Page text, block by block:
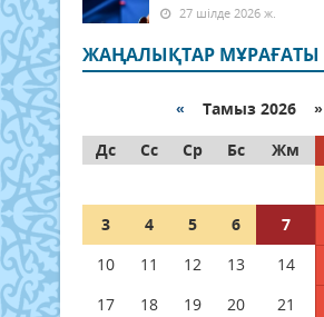
27 шілде 2026 ж.
ЖАҢАЛЫҚТАР МҰРАҒАТЫ
« Тамыз 2026 »
Дс
Сс Ср Бс Жм
3
4 5 6 7
10
11 12 13 14
17
18 19 20 21